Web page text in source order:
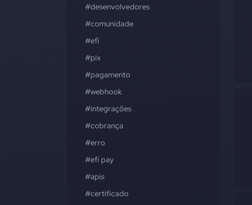
#desenvolvedores
#comunidade
#efí
#pix
#pagamento
#webhook
#integrações
#cobrança
#erro
#efí pay
#apis
#certificado